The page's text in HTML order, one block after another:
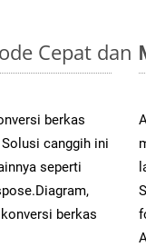
Cepat dan
berkas
canggih ini
seperti
berkas